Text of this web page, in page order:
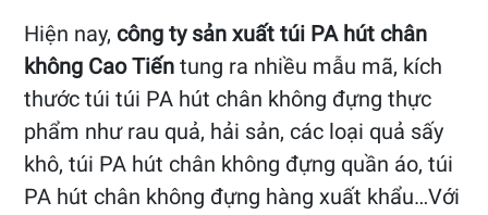
Hiện nay, công ty sản xuất túi PA hút chân
không Cao Tiến tung ra nhiều mẫu mã, kích
thước túi túi PA hút chân không đựng thực
phẩm như rau quả, hải sản, các loại quả sấy
khô, túi PA hút chân không đựng quần áo, túi
PA hút chân không đựng hàng xuất khẩu…Với